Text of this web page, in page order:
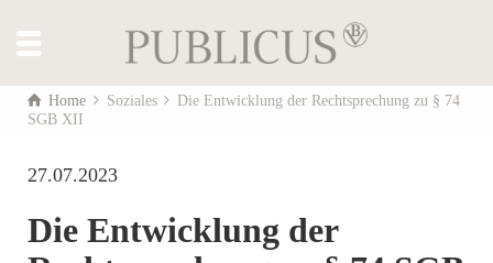
Home Soziales
Die Entwicklung der Rechtsprechung zu § 74
SGB XII
27.07.2023
Die Entwicklung der